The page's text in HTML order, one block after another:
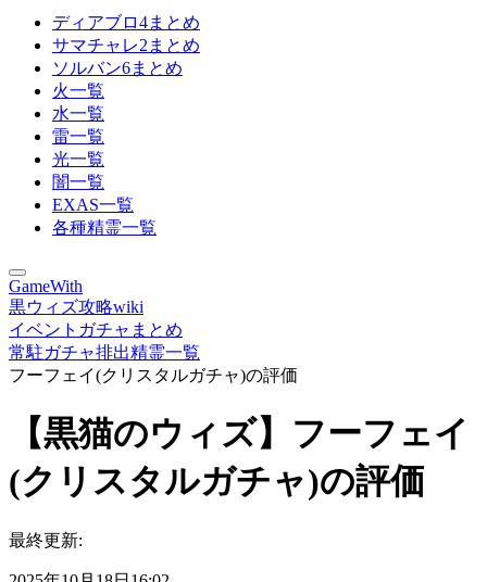
ディアブロ4まとめ
サマチャレ2まとめ
ソルバン6まとめ
火一覧
水一覧
雷一覧
光一覧
闇一覧
EXAS一覧
各種精霊一覧
GameWith
黒ウィズ攻略wiki
イベントガチャまとめ
常駐ガチャ排出精霊一覧
フーフェイ(クリスタルガチャ)の評価
【黒猫のウィズ】フーフェイ
(クリスタルガチャ)の評価
最終更新: